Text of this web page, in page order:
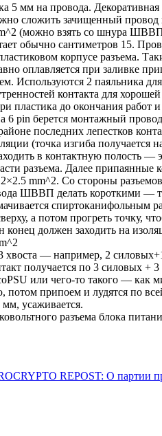
мм на провода.
сложить зачищенный провод
(можно взять со шнура
обычно сантиметров 15.
корпусе разъема.
оплавляется при заливке
Используются 2 паяльника
контакта для
пластика до окончания работ
pin берется монтажный
последних лепестков
(точка изгиба
в контактную полость —
разъема. Далее
mm^2. Со стороны
ШВВП делать короткими —
спиртоканифольным
а потом прогреть точку,
конец должен заходить на
— например, 2
получается по 3 силовых +
или чего-то такого —
припоем и лудятся по
мм, усаживается.
разъема блока
REPOST: О партии